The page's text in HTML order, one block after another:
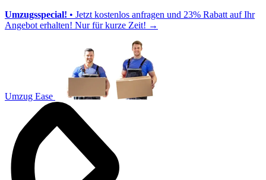
Umzugsspecial! • Jetzt kostenlos anfragen und 23% Rabatt auf Ihr
Angebot erhalten! Nur für kurze Zeit! →
Umzug Ease